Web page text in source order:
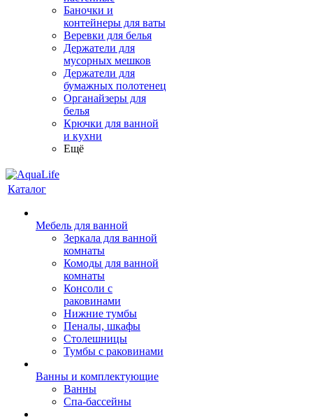
Баночки и
контейнеры для ваты
Веревки для белья
Держатели для
мусорных мешков
Держатели для
бумажных полотенец
Органайзеры для
белья
Крючки для ванной
и кухни
Ещё
Каталог
Мебель для ванной
Зеркала для ванной
комнаты
Комоды для ванной
комнаты
Консоли с
раковинами
Нижние тумбы
Пеналы, шкафы
Столешницы
Тумбы с раковинами
Ванны и комплектующие
Ванны
Спа-бассейны